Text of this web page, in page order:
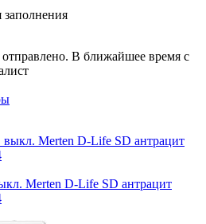
заполнения
В ближайшее время с
Merten D-Life SD антрацит